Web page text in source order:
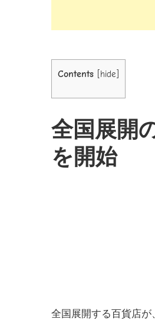
Contents hide
全国展開
を開始
全国展開する百貨店が